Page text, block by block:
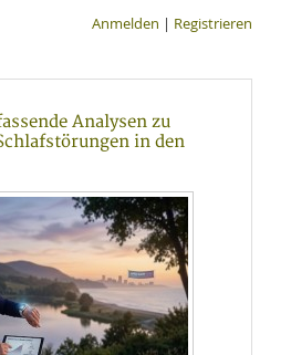
Anmelden | Registrieren
Analysen zu
in den